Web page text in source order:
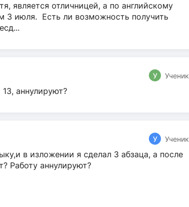
является отличницей, а по английскому
3 июля. Есть ли возможность получить
У Ученик
аннулируют?
У Ученик
в изложении я сделал 3 абзаца, а после
Работу аннулируют?